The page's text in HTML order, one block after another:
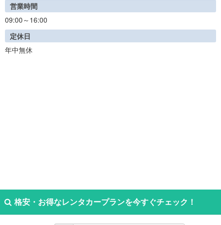
営業時間
09:00～16:00
定休日
年中無休
格安・お得なレンタカープランを今すぐチェック！